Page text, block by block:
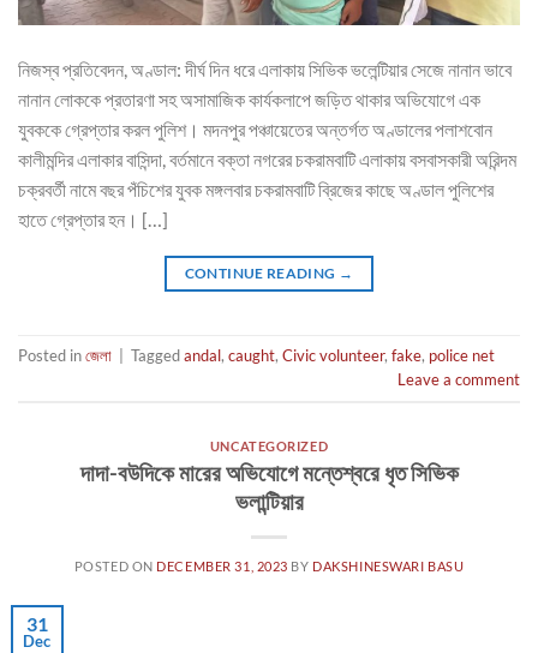
নিজস্ব প্রতিবেদন, অণ্ডাল: দীর্ঘ দিন ধরে এলাকায় সিভিক ভলেন্টিয়ার সেজে নানান ভাবে
নানান লোককে প্রতারণা সহ অসামাজিক কার্যকলাপে জড়িত থাকার অভিযোগে এক
যুবককে গ্রেপ্তার করল পুলিশ। মদনপুর পঞ্চায়েতের অন্তর্গত অণ্ডালের পলাশবোন
কালীমন্দির এলাকার বাসিন্দা, বর্তমানে বক্তা নগরের চকরামবাটি এলাকায় বসবাসকারী অরিন্দম
চক্রবর্তী নামে বছর পঁচিশের যুবক মঙ্গলবার চকরামবাটি ব্রিজের কাছে অণ্ডাল পুলিশের
হাতে গ্রেপ্তার হন। […]
CONTINUE READING →
Posted inজেলা Taggedandal, caught, Civic volunteer, fake, police net
Leave a comment
UNCATEGORIZED
দাদা-বউদিকে মারের অভিযোগে মন্তেশ্বরে ধৃত সিভিক
ভলান্টিয়ার
POSTED ON DECEMBER 31, 2023 BY DAKSHINESWARI BASU
31
Dec